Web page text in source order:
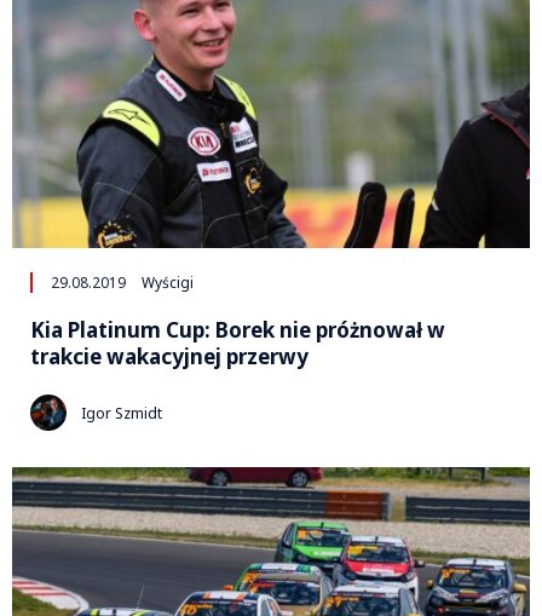
29.08.2019 Wyścigi
Kia Platinum Cup: Borek nie próżnował w
trakcie wakacyjnej przerwy
Igor Szmidt